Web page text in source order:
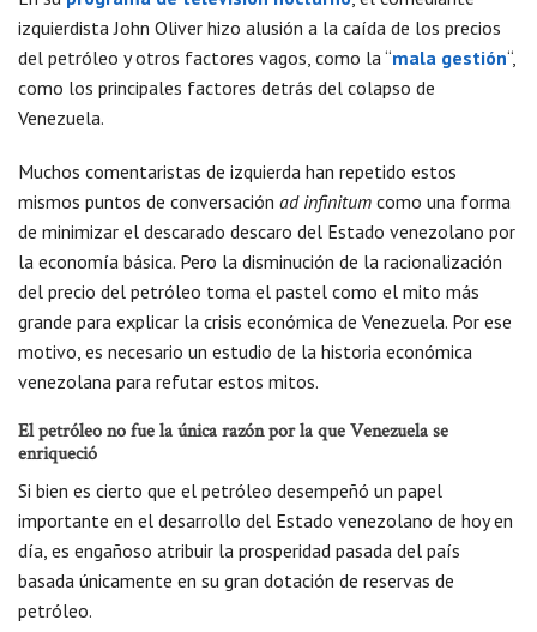
izquierdista John Oliver hizo alusión a la caída de los precios
del petróleo y otros factores vagos, como la “mala gestión“,
como los principales factores detrás del colapso de
Venezuela.
Muchos comentaristas de izquierda han repetido estos
mismos puntos de conversación ad infinitum como una forma
de minimizar el descarado descaro del Estado venezolano por
la economía básica. Pero la disminución de la racionalización
del precio del petróleo toma el pastel como el mito más
grande para explicar la crisis económica de Venezuela. Por ese
motivo, es necesario un estudio de la historia económica
venezolana para refutar estos mitos.
El petróleo no fue la única razón por la que Venezuela se
enriqueció
Si bien es cierto que el petróleo desempeñó un papel
importante en el desarrollo del Estado venezolano de hoy en
día, es engañoso atribuir la prosperidad pasada del país
basada únicamente en su gran dotación de reservas de
petróleo.